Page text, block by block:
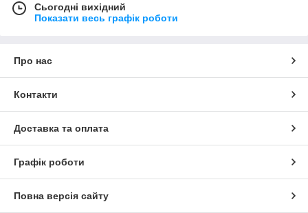
Сьогодні вихідний
Показати весь графік роботи
Про нас
Контакти
Доставка та оплата
Графік роботи
Повна версія сайту